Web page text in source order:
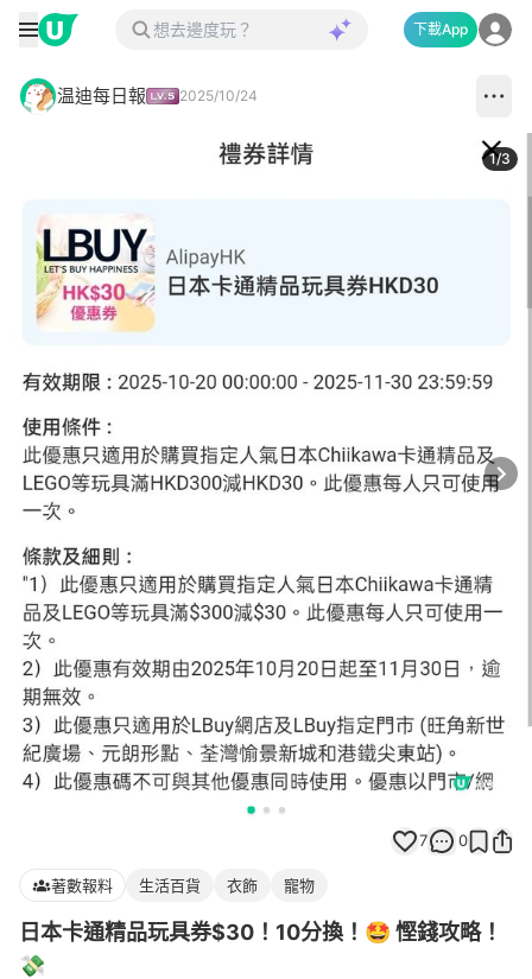
下載App
温迪每日報 2025/10/24
1/3
7 0
著數報料 生活百貨 衣飾 寵物
日本卡通精品玩具券$30！10分換！🤩 慳錢攻略！
💸